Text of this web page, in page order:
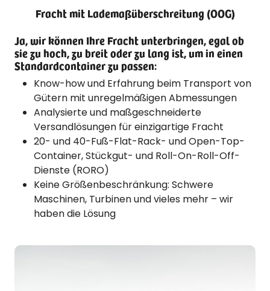
Fracht mit Lademaßüberschreitung (OOG)
Ja, wir können Ihre Fracht unterbringen, egal ob
sie zu hoch, zu breit oder zu lang ist, um in einen
Standardcontainer zu passen:
Know-how und Erfahrung beim Transport von
Gütern mit unregelmäßigen Abmessungen
Analysierte und maßgeschneiderte
Versandlösungen für einzigartige Fracht
20- und 40-Fuß-Flat-Rack- und Open-Top-
Container, Stückgut- und Roll-On-Roll-Off-
Dienste (RORO)
Keine Größenbeschränkung: Schwere
Maschinen, Turbinen und vieles mehr – wir
haben die Lösung